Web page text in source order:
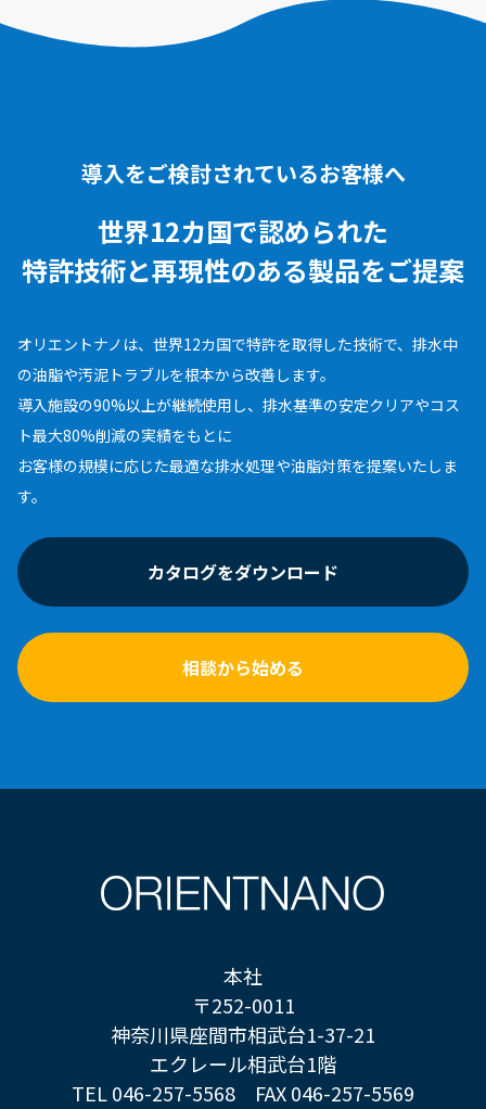
導入をご検討されているお客様へ
世界12カ国で認められた
特許技術と再現性のある製品をご提案
オリエントナノは、世界12カ国で特許を取得した技術で、排水中
の油脂や汚泥トラブルを根本から改善します。
導入施設の90%以上が継続使用し、排水基準の安定クリアやコス
ト最大80%削減の実績をもとに
お客様の規模に応じた最適な排水処理や油脂対策を提案いたしま
す。
カタログをダウンロード
相談から始める
本社
〒252-0011
神奈川県座間市相武台1-37-21
エクレール相武台1階
TEL 046-257-5568 FAX 046-257-5569